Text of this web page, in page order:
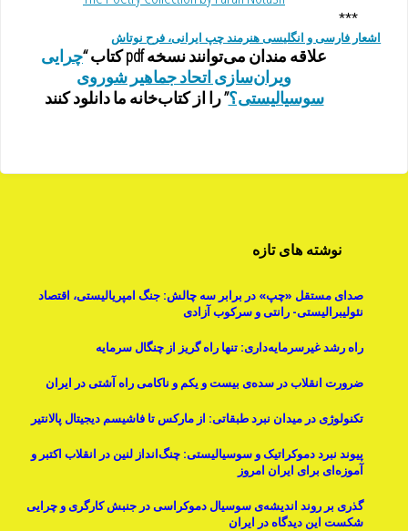
***
اشعار فارسی و انگلیسی هنرمند چپ ایرانی، فرح نوتاش
علاقه مندان می‌توانند نسخه pdf کتاب “
چرایی
ویران‌سازی اتحاد جماهیر شوروی
سوسیالیستی؟” را از کتاب‌خانه ما دانلود کنند
نوشته های تازه
صدای مستقل «چپ» در برابر سه چالش: جنگ امپریالیستی، اقتصاد
نئولیبرالیستی- رانتی و سرکوب آزادی
راه رشد غیرسرمایه‌داری: تنها راه گریز از چنگال سرمایه
ضرورت انقلاب در سده‌ی بیست و یکم و ناکامی راه آشتی در ایران
تکنولوژی در میدان نبرد طبقاتی: از مارکس تا فاشیسم دیجیتال پالانتیر
پیوند نبرد دموکراتیک و سوسیالیستی: چنگ‌انداز لنین در انقلاب اکتبر و
آموزه‌ای برای ایران امروز
گذری بر روند اندیشه‌ی سوسیال دموکراسی در جنبش کارگری و چرایی
شکست این دیدگاه در ایران